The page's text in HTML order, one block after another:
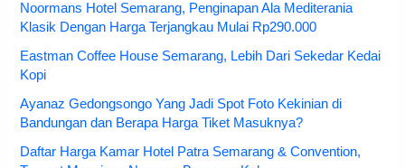
Noormans Hotel Semarang, Penginapan Ala Mediterania
Klasik Dengan Harga Terjangkau Mulai Rp290.000
Eastman Coffee House Semarang, Lebih Dari Sekedar Kedai
Kopi
Ayanaz Gedongsongo Yang Jadi Spot Foto Kekinian di
Bandungan dan Berapa Harga Tiket Masuknya?
Daftar Harga Kamar Hotel Patra Semarang & Convention,